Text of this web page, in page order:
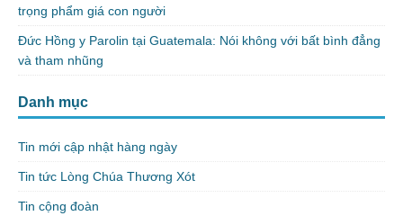
trọng phẩm giá con người
Đức Hồng y Parolin tại Guatemala: Nói không với bất bình đẳng
và tham nhũng
Danh mục
Tin mới cập nhật hàng ngày
Tin tức Lòng Chúa Thương Xót
Tin cộng đoàn